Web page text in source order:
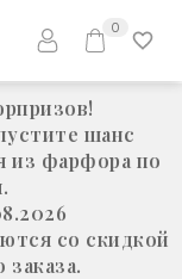
шанс
из фарфора по
со скидкой
0